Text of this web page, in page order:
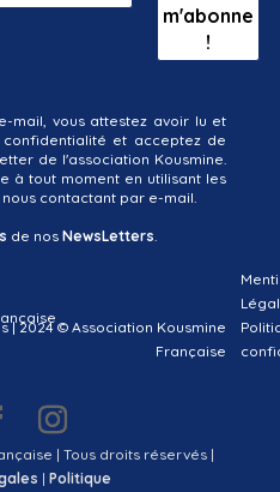
mail, vous attestez avoir lu et
et acceptez de
de l'association Kousmine.
à tout moment en utilisant les
contactant par e-mail.
de nos NewsLetters
| 2024 © Association Kousmine
Française
| Tous droits réservés |
|Politique